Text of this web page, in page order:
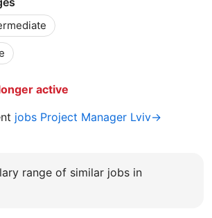
active
jobs Project Manager Lviv→
range of similar jobs in